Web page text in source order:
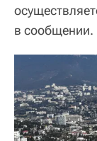
в сообщении.